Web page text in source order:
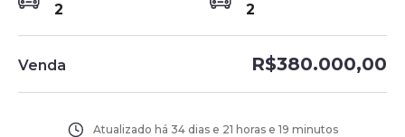
2 2
Venda R$380.000,00
Atualizado há 34 dias e 21 horas e 19 minutos